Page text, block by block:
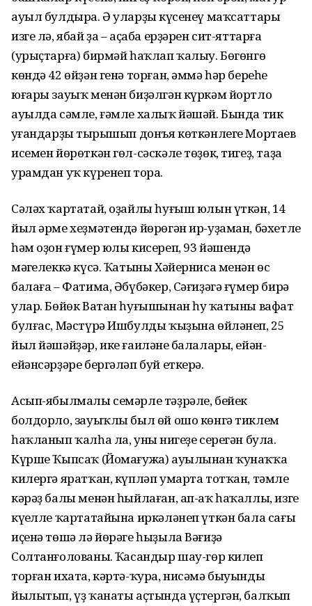
ауыл булдыра. Ә уларҙың күсенеү маҡсаттары
изге лә, ябай ҙа – аҫаба ерҙәрен сит-яттарға
(урыҫтарға) бирмәй һаҡлап ҡалыу. Бөгөнгө
көндә 42 өйҙән генә торған, әммә һәр береһе
юғары зауыҡ менән биҙәлгән күркәм йортло
ауылда сәмле, ғәмле халыҡ йәшәй. Бында тик
уңғандарҙың тырышып донъя көткәнлеге Мортаев
исемен йөрөткән гөл-сәскәле төҙөк, тигеҙ, таҙа
урамдан уҡ күренеп тора.
Сәләх ҡартатай, оҙайлы һуғыш юлын үткән, 14
йыл әрме хеҙмәтендә йөрөгән ир-уҙаман, бәхетле
һәм оҙон ғүмер юлы кисереп, 93 йәшендә
мәңгелеккә күсә. Ҡатыны Хәйерниса менән өс
балаға – Фатима, Әбүбәкер, Сәғиҙәгә ғүмер бирә
улар. Бөйөк Ватан һуғышынан һуң ҡатыны вафат
булғас, Мәстүрә Ишбулды ҡыҙына өйләнеп, 25
йыл йәшәйҙәр, ике ғаиләнең балалары, ейән-
ейәнсәрҙәре бергәләп буй еткерә.
Асып-ябылмалы семәрле тәҙрәле, бейек
болдорло, зауыҡлы был өй ошо көнгә тиклем
һаҡланып ҡалһа ла, уның нигеҙе серегән була.
Күрше Ҡыпсаҡ (Йомағужа) ауылынан ҡунаҡҡа
килергә яратҡан, күпләп умарта тотҡан, тәмле
кәрәҙ балы менән һыйлаған, ап-аҡ һаҡаллы, изге
күңелле ҡартатайына иркәләнеп үткән бала сағы
иҫенә төшә лә йөрәге һыҙыла Вәғиҙә
Солтанғолованың. Ҡасандыр шау-гөр килеп
торған ихата, кәртә-ҡура, нисәмә быуынды
йылытып, үҙ ҡанаты аҫтында үҫтергән, балҡып